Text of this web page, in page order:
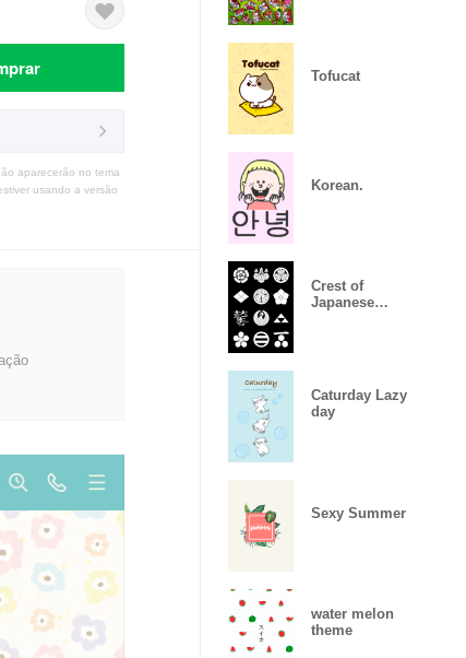
aparecerão no tema
usando a versão
Tofucat
Korean.
Crest of
Japanese
Caturday Lazy
day
Sexy Summer
water melon
theme